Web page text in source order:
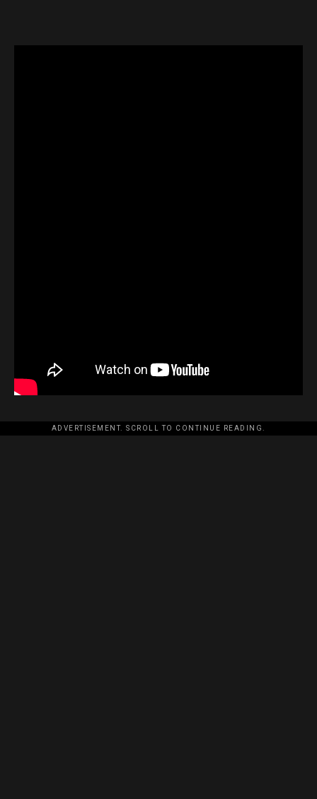
ADVERTISEMENT. SCROLL TO CONTINUE READING.